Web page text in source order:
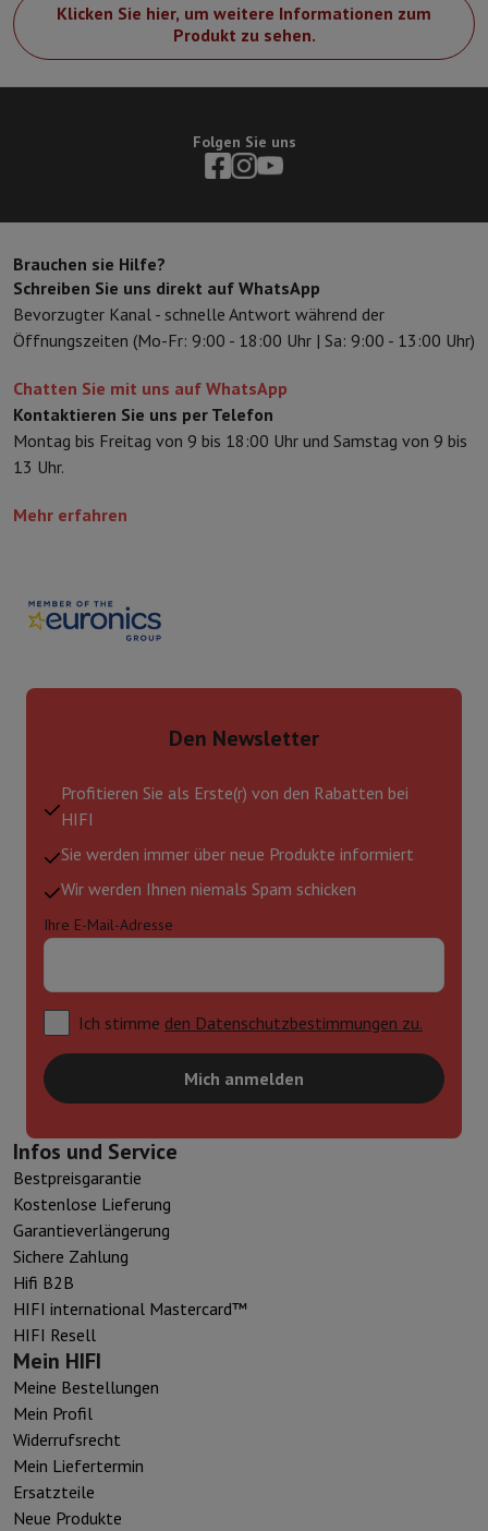
Sport, Gaming & Haustechnik
Home & Domotica Smart HomeSicherheit & Schutz IP-Kameras
Verbundene UhrenSmartwatchApple WatchSamsung Galaxy
Elektrische MobilitätGesamte ElektromobilitätE Scooter und
SpielkonsolenRefurbished Konsolen
Sport Kopfhörer
Infos & Beratung
Kostenlose Lieferung
Unsere DienstleistungenKostenlose Lieferung
KundenserviceReparieren Sie Ihr GerätÜberprüfen Sie Ihre
Häufig gestellte Fragen Kann ich mit der HIFI International
Klicken Sie hier, um weitere Informationen zum
Produkt zu sehen.
Folgen Sie uns
Brauchen sie Hilfe?
Schreiben Sie uns direkt auf WhatsApp
Bevorzugter Kanal - schnelle Antwort während der
Öffnungszeiten (Mo-Fr: 9:00 - 18:00 Uhr | Sa: 9:00 - 13:00 Uhr)
Chatten Sie mit uns auf WhatsApp
Kontaktieren Sie uns per Telefon
Montag bis Freitag von 9 bis 18:00 Uhr und Samstag von 9 bis
13 Uhr.
Mehr erfahren
Den Newsletter
Profitieren Sie als Erste(r) von den Rabatten bei
HIFI
Sie werden immer über neue Produkte informiert
Wir werden Ihnen niemals Spam schicken
Ihre E-Mail-Adresse
Ich stimme den Datenschutzbestimmungen zu.
Mich anmelden
Infos und Service
Bestpreisgarantie
Kostenlose Lieferung
Garantieverlängerung
Sichere Zahlung
Hifi B2B
HIFI international Mastercard™
HIFI Resell
Mein HIFI
Meine Bestellungen
Mein Profil
Widerrufsrecht
Mein Liefertermin
Ersatzteile
Neue Produkte